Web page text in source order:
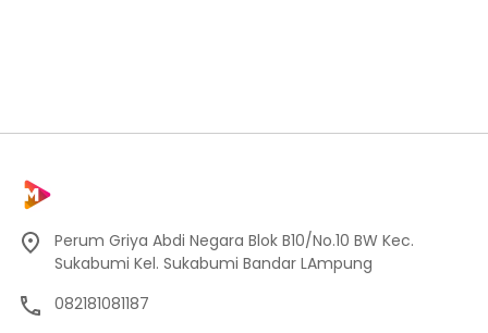
Perum Griya Abdi Negara Blok B10/No.10 BW Kec.
Sukabumi Kel. Sukabumi Bandar LAmpung
082181081187